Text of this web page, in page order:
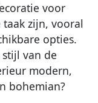
voor
zijn, vooral
opties.
van de
modern,
bohemian?